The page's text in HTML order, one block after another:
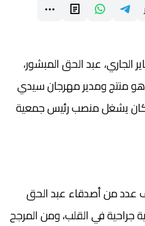
صباح اليوم الإثنين 20 يناير الجاري، عبد الحق المبشور،
منتج ومدير مهرجان سيدي
كان يشغل منصب رئيس جمعية
من أصدقاء عبد الحق
جراحية في القلب، ومن المرجح